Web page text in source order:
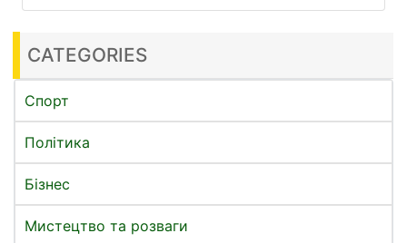
CATEGORIES
Спорт
Політика
Бізнес
Мистецтво та розваги